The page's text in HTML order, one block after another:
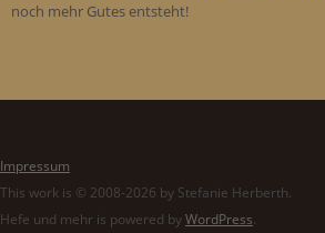
noch mehr Gutes entsteht!
Impressum
This work is © 2008-2026 by Stefanie Herberth.
Hefe und mehr is powered byWordPress.